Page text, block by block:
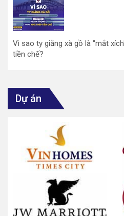
Vì sao ty giằng xà gồ là "mắt
tiền chế?
Dự án